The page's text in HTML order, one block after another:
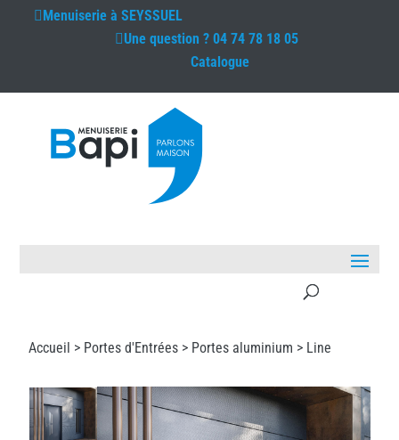
Menuiserie àSEYSSUEL
Une question ? 04 74 78 18 05
Catalogue
Accueil > Portes d'Entrées > Portes aluminium > Line